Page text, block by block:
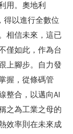
用。奧地利
得以進行全數位
相信未來，這已
僅如此，作為台
上腳步。自力發
握，從條碼管
整合，以邁向AI
之為工業之母的
效率則在未來成